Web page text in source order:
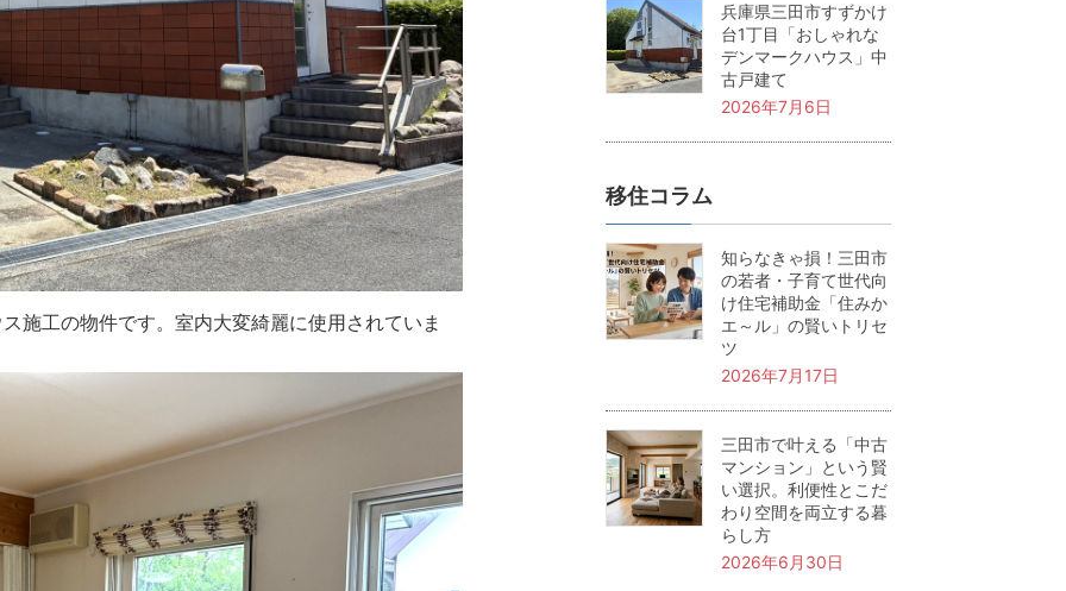
施工の物件です。室内大変綺麗に使用されていま
兵庫県三田市すずかけ
台1丁目「おしゃれな
デンマークハウス」中
古戸建て
2026年7月6日
移住コラム
知らなきゃ損！三田市
の若者・子育て世代向
け住宅補助金「住みか
エ～ル」の賢いトリセ
ツ
2026年7月17日
三田市で叶える「中古
マンション」という賢
い選択。利便性とこだ
わり空間を両立する暮
らし方
2026年6月30日